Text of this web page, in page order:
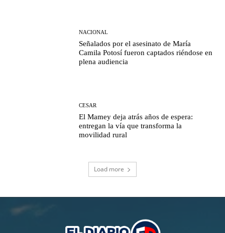
NACIONAL
Señalados por el asesinato de María
Camila Potosí fueron captados riéndose en
plena audiencia
CESAR
El Mamey deja atrás años de espera:
entregan la vía que transforma la
movilidad rural
Load more